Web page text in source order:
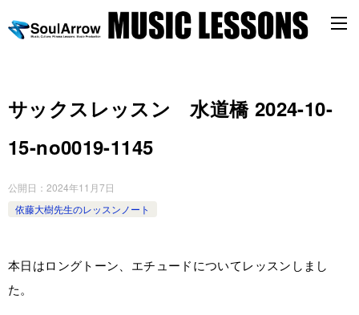
サックスレッスン 水道橋 2024-10-
15-no0019-1145
公開日： 2024年11月7日
依藤大樹先生のレッスンノート
本日はロングトーン、エチュードについてレッスンしまし
た。